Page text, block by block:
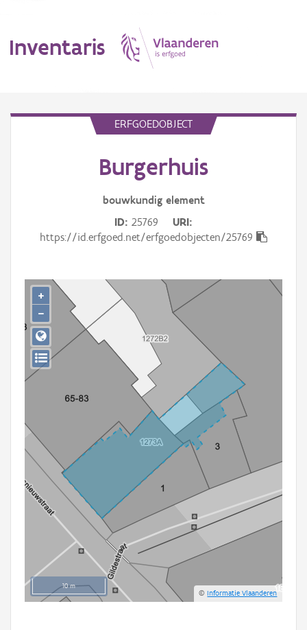
Inventaris
Gebeurtenis
Persoon of collectief
Downloads
Hergebruik
ERFGOEDOBJECT
Burgerhuis
bouwkundig element
ID 25769
URI
https://id.erfgoed.net/erfgoedobjecten/25769
10 m
©Informatie Vlaanderen
+
−